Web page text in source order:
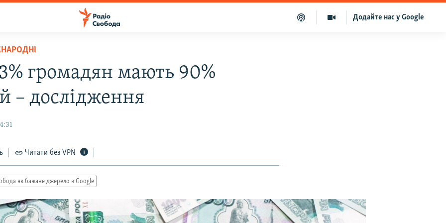
Додайте нас у Google
3% громадян мають 90%
– дослідження
Читати без VPN
як бажане джерело в Google